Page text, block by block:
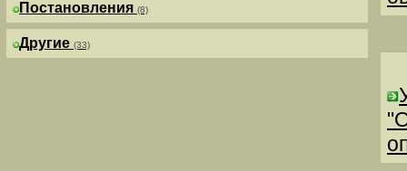
Постановления (8)
Другие (33)